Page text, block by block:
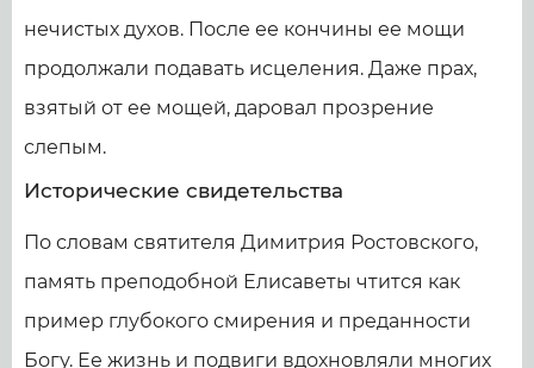
нечистых духов. После ее кончины ее мощи
продолжали подавать исцеления. Даже прах,
взятый от ее мощей, даровал прозрение
слепым.
Исторические свидетельства
По словам святителя Димитрия Ростовского,
память преподобной Елисаветы чтится как
пример глубокого смирения и преданности
Богу. Ее жизнь и подвиги вдохновляли многих